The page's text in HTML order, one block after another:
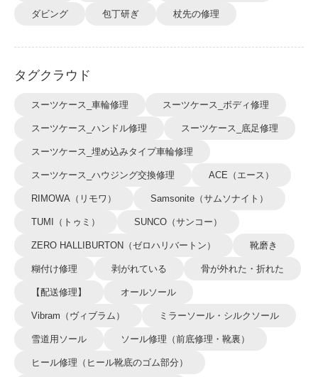
ダビング 包丁研ぎ 杖先の修理
タグクラウド
スーツケース_車輪修理 スーツケース_ボディ修理
スーツケース_ハンドル修理 スーツケース_底足修理
スーツケース_埋め込みタイプ車輪修理
スーツケース_ハウジング交換修理 ACE（エース）
RIMOWA（リモワ） Samsonite（サムソナイト）
TUMI（トゥミ） SUNCO（サンコー）
ZERO HALLIBURTON（ゼロハリバートン） 靴磨き
糊付け修理 剥がれている 骨が外れた・折れた
【配送修理】 オールソール
Vibram（ヴィブラム） ミラーソール・シルクソール
雪道用ソール ソール修理（前底修理・靴裏）
ヒール修理（ヒール靴底のゴム部分）